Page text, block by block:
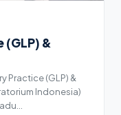
&
Practice (GLP) &
Indonesia)